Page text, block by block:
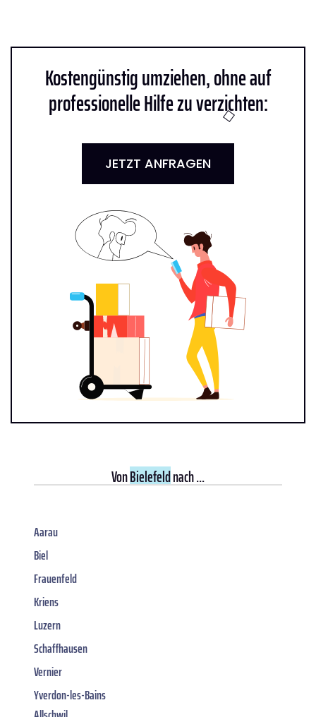
Kostengünstig umziehen, ohne auf
professionelle Hilfe zu verzichten:
JETZT ANFRAGEN
VonBielefeldnach ...
Aarau
Biel
Frauenfeld
Kriens
Luzern
Schaffhausen
Vernier
Yverdon-les-Bains